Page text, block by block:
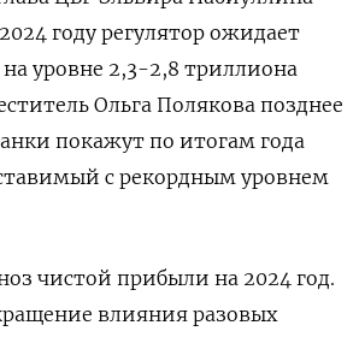
году регулятор ожидает
уровне 2,3-2,8 триллиона
Ольга Полякова позднее
покажут по итогам года
с рекордным уровнем
чистой прибыли на 2024 год.
влияния разовых